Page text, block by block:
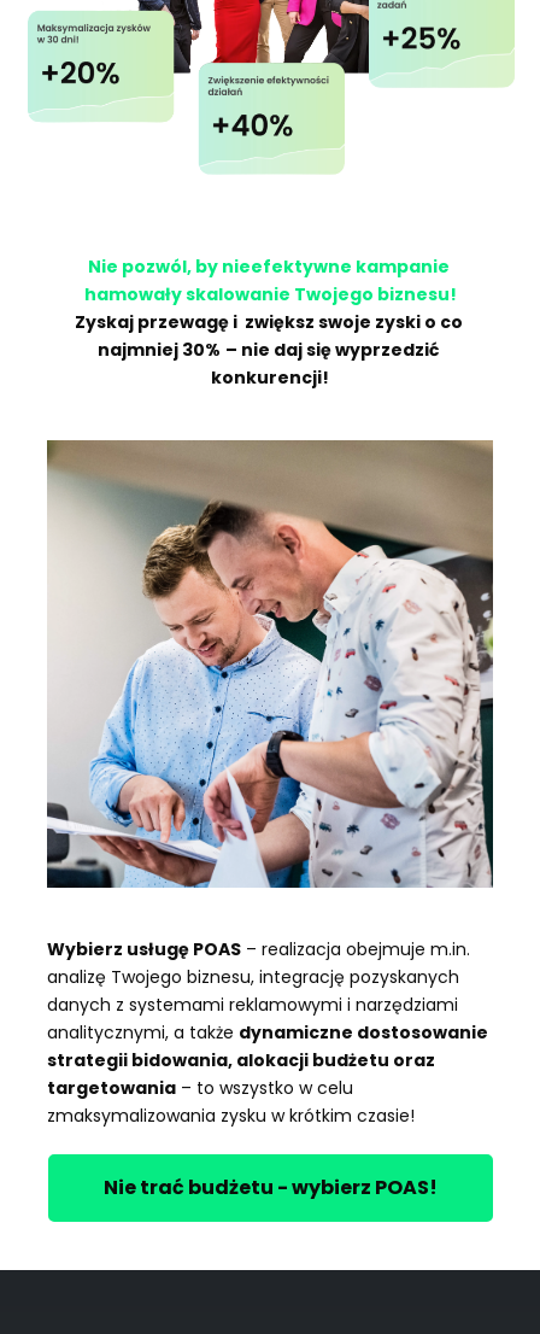
Nie pozwól, by nieefektywne kampanie
hamowały skalowanie Twojego biznesu!
Zyskaj przewagę i zwiększ swoje zyski o co
najmniej 30% – nie daj się wyprzedzić
konkurencji!
Wybierz usługę POAS – realizacja obejmuje m.in.
analizę Twojego biznesu, integrację pozyskanych
danych z systemami reklamowymi i narzędziami
analitycznymi, a także dynamiczne dostosowanie
strategii bidowania, alokacji budżetu oraz
targetowania – to wszystko w celu
zmaksymalizowania zysku w krótkim czasie!
Nie trać budżetu - wybierz POAS!